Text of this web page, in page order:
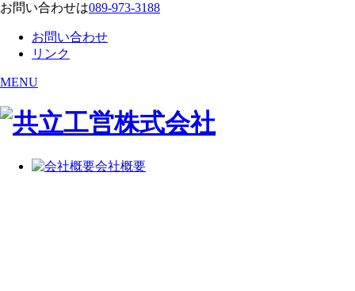
お問い合わせは089-973-3188
お問い合わせ
リンク
MENU
会社概要